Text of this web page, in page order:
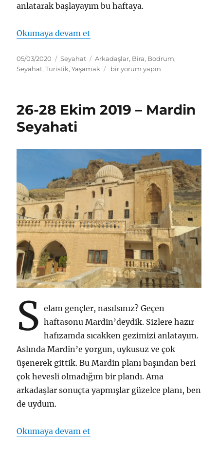
anlatarak başlayayım bu haftaya.
Okumaya devam et
Yayın
tarihi
05/03/2020 Kategoriler
Seyahat Etiketler
Arkadaşlar, Bira, Bodrum,
Seyahat,Turistik,Yaşamak
22-
–
bir yorum yapın
26-28 Ekim 2019 – Mardin
Seyahati
S elam gençler, nasılsınız? Geçen
haftasonu Mardin’deydik. Sizlere hazır
hafızamda sıcakken gezimizi anlatayım.
Aslında Mardin’e yorgun, uykusuz ve çok
üşenerek gittik. Bu Mardin planı başından beri
çok hevesli olmadığım bir plandı. Ama
arkadaşlar sonuçta yapmışlar güzelce planı, ben
de uydum.
Okumaya devam et